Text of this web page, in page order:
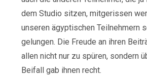
dem Studio sitzen, mitgerissen
unseren ägyptischen Teilnehmern
gelungen. Die Freude an ihren
allen nicht nur zu spüren, sondern
Beifall gab ihnen recht.